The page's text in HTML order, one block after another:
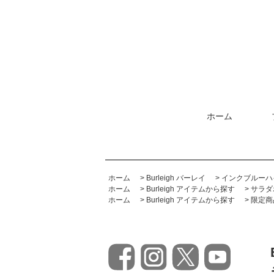
ホーム
ホーム > Burleigh バーレイ > インクブルー
ホーム
> Burleigh アイテムから探す > サラ
ホーム
> Burleigh アイテムから探す > 限定